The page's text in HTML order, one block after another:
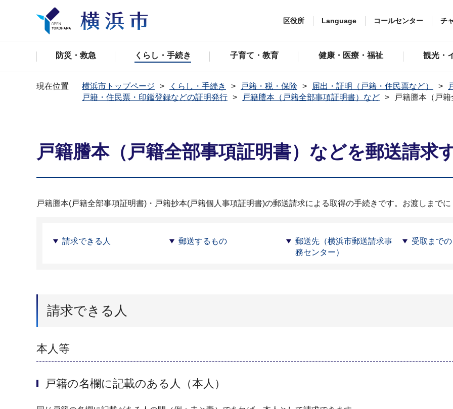
区役所 Language コールセンター チ
防災・救急 くらし・手続き 子育て・教育 健康・医療・福祉 観光・
現在位置 横浜市トップページ くらし・手続き 戸籍・税・保険 届出・証明（戸籍・住民票など）
戸籍・住民票・印鑑登録などの証明発行
戸籍謄本（戸籍全部事項証明書）など 戸籍謄本（戸
戸籍謄本（戸籍全部事項証明書）などを郵送請求
戸籍謄本(戸籍全部事項証明書)・戸籍抄本(戸籍個人事項証明書)の郵送請求による取得の手続きです。お渡しまでに
請求できる人 郵送するもの
郵送先（横浜市郵送請求事
務センター）
受取まで
請求できる人
本人等
戸籍の名欄に記載のある人（本人）